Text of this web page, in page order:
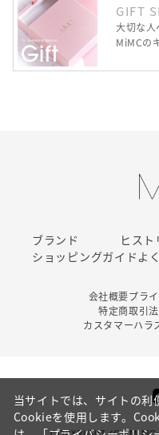
GIFT
大切な人
MiMCの
ブランド ヒスト
ショッピングガイド よ
会社概要プラ
特定商取引
カスタマーハラ
当サイトでは、サイトの利
Cookieを使用します。